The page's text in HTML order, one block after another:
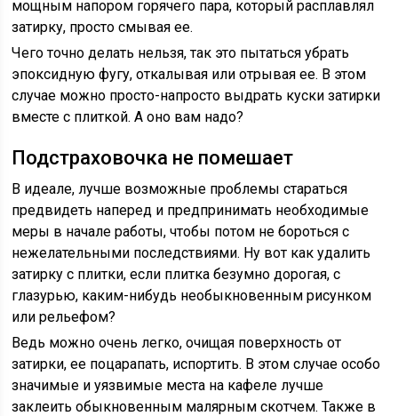
мощным напором горячего пара, который расплавлял
затирку, просто смывая ее.
Чего точно делать нельзя, так это пытаться убрать
эпоксидную фугу, откалывая или отрывая ее. В этом
случае можно просто-напросто выдрать куски затирки
вместе с плиткой. А оно вам надо?
Подстраховочка не помешает
В идеале, лучше возможные проблемы стараться
предвидеть наперед и предпринимать необходимые
меры в начале работы, чтобы потом не бороться с
нежелательными последствиями. Ну вот как удалить
затирку с плитки, если плитка безумно дорогая, с
глазурью, каким-нибудь необыкновенным рисунком
или рельефом?
Ведь можно очень легко, очищая поверхность от
затирки, ее поцарапать, испортить. В этом случае особо
значимые и уязвимые места на кафеле лучше
заклеить обыкновенным малярным скотчем. Также в